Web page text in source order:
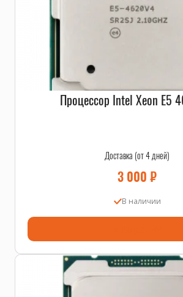
Процессор Intel Xeon E5
Доставка (от 4 дней)
3 000 ₽
В наличии